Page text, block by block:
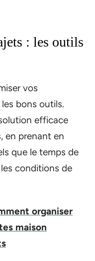
: les outils
vos
bons outils.
efficace
en prenant en
que le temps de
conditions de
organiser
maison